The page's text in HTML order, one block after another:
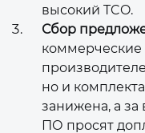
высокий TCO.
Сбор
коммерческие
но и
занижена, а за
ПО просят